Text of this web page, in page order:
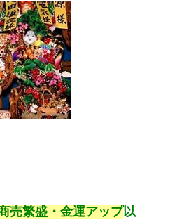
売繁盛・金運アップ以